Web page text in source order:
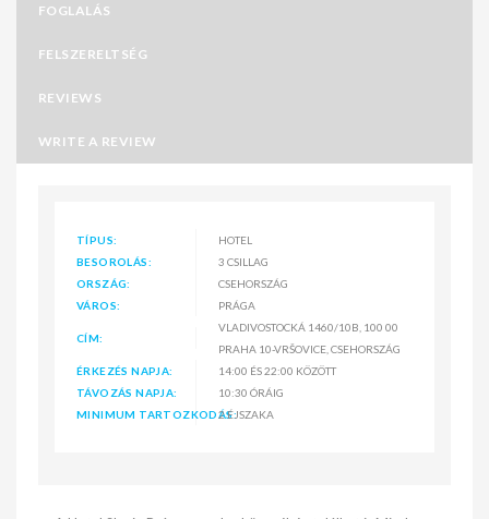
FOGLALÁS
FELSZERELTSÉG
REVIEWS
WRITE A REVIEW
TÍPUS:
HOTEL
BESOROLÁS:
3 CSILLAG
ORSZÁG:
CSEHORSZÁG
VÁROS:
PRÁGA
CÍM:
VLADIVOSTOCKÁ 1460/10B, 100 00
PRAHA 10-VRŠOVICE, CSEHORSZÁG
ÉRKEZÉS NAPJA:
14:00 ÉS 22:00 KÖZÖTT
TÁVOZÁS NAPJA:
10:30 ÓRÁIG
MINIMUM TARTOZKODÁS:2 ÉJSZAKA